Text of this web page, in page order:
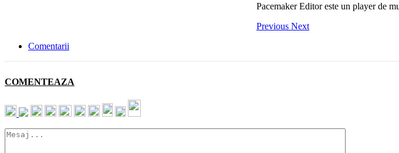
Pacemaker Editor este un player de
Previous Next
Comentarii
COMENTEAZA